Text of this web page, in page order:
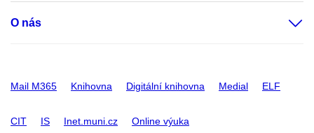
O nás
Mail M365 Knihovna Digitální knihovna Medial ELF
CIT IS Inet.muni.cz Online výuka